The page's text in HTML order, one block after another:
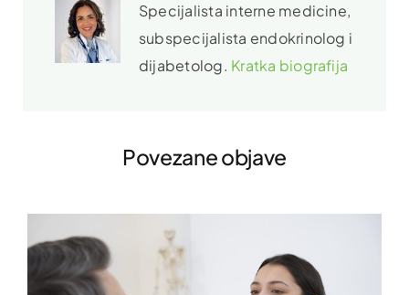
Specijalista interne medicine,
subspecijalista endokrinolog i
dijabetolog. Kratka biografija
Povezane objave